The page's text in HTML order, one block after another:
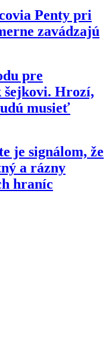
Penty pri
zavádzajú
pre
šejkovi. Hrozí,
musieť
je signálom, že
a rázny
hraníc